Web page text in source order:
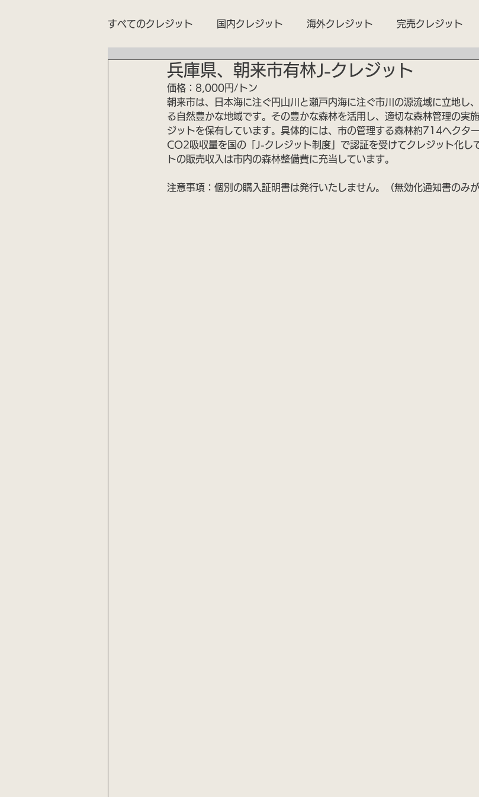
すべてのクレジット 国内クレジット 海外クレジット 完売クレジット
兵庫県、朝来市有林J-クレジット
価格：8,000円/トン
朝来市は、日本海に注ぐ円山川と瀬戸内海に注ぐ市川の源流域に立地し
る自然豊かな地域です。その豊かな森林を活用し、適切な森林管理の実
ジットを保有しています。具体的には、市の管理する森林約714ヘクタ
CO2吸収量を国の「J-クレジット制度」で認証を受けてクレジット化し
トの販売収入は市内の森林整備費に充当しています。
注意事項：個別の購入証明書は発行いたしません。（無効化通知書のみが